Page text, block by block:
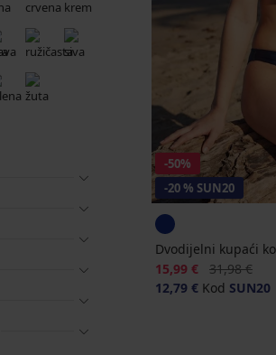
-50%
-20 % SUN20
Dvodijelni kupaći
Popust
15,99 € Prvobitna
31,98 €
12,79 € Kod SUN20